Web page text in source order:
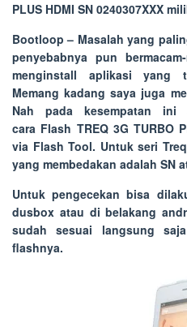
PLUS HDMI SN 0240307XXX
Bootloop – Masalah yang
penyebabnya pun
menginstall aplikasi yang
Memang kadang saya juga
Nah pada kesempatan
cara Flash TREQ 3G TURBO
via Flash Tool. Untuk seri
yang membedakan adalah SN
Untuk pengecekan bisa
dusbox atau di belakang
sudah sesuai langsung
flashnya.